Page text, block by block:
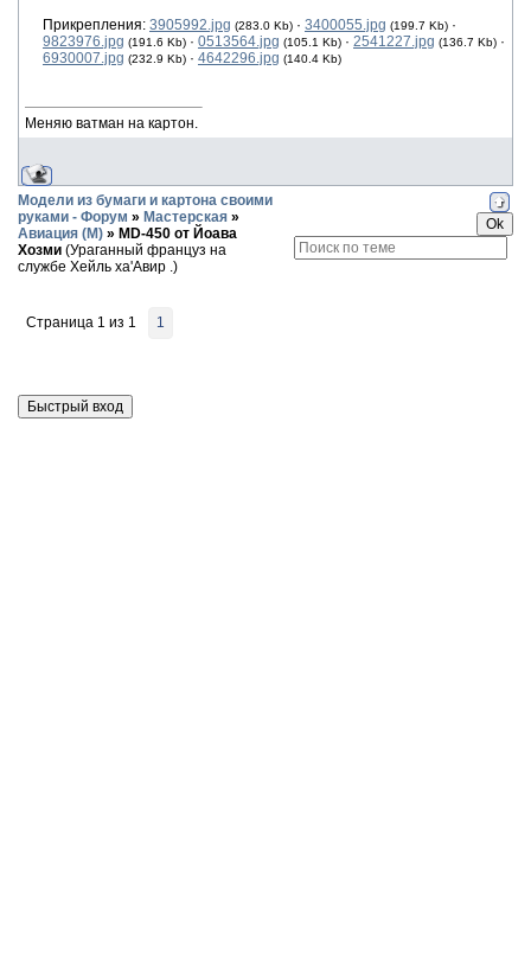
Прикрепления: 3905992.jpg (283.0 Kb) · 3400055.jpg (199.7 Kb) ·
9823976.jpg (191.6 Kb) · 0513564.jpg (105.1 Kb) · 2541227.jpg (136.7 Kb) ·
6930007.jpg (232.9 Kb) · 4642296.jpg (140.4 Kb)
Меняю ватман на картон.
Модели из бумаги и картона своими
руками - Форум » Мастерская »
Авиация (М) » MD-450 от Йоава
Хозми (Ураганный француз на
службе Хейль ха'Авир .)
Страница 1 из 1 1